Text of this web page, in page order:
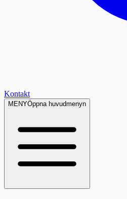
Kontakt
MENYÖppna huvudmenyn